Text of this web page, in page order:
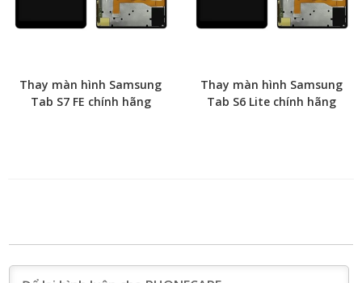
Thay màn hình Samsung
Tab S7 FE chính hãng
Thay màn hình Samsung
Tab S6 Lite chính hãng